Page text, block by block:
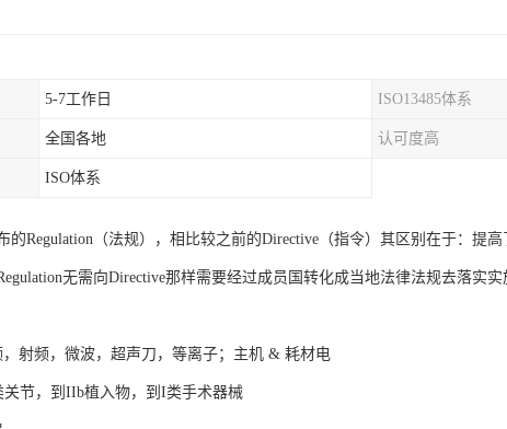
5-7工作日 ISO13485体系
全国各地 认可度高
ISO体系
的Regulation（法规），相比较之前的Directive（指令）其区别在于：提
无需向Directive那样需要经过成员国转化成当地法律法规去落实实
射频，微波，超声刀，等离子；主机 & 耗材电
节，到IIb植入物，到I类手术器械